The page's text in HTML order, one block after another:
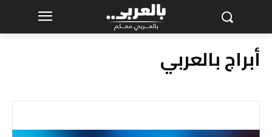
أبراج بالعربي